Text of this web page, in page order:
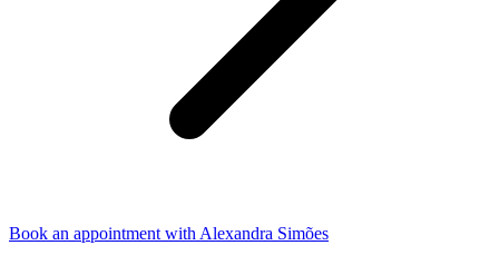
Book an appointment with Alexandra Simões